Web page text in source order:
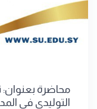
محاضرة بعنوان:
التوليدي في المدارس من الروضه حتى الثاني عشر